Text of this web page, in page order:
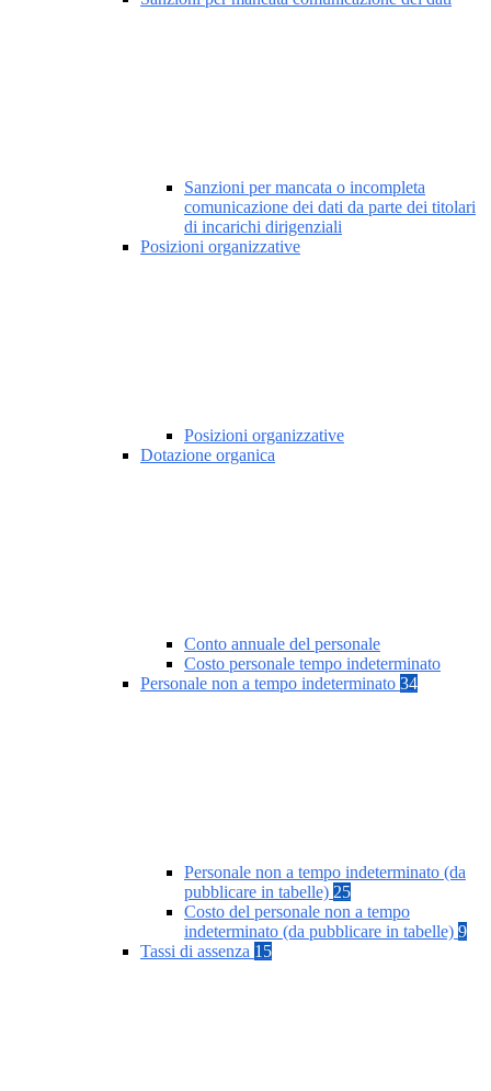
Sanzioni per mancata o incompleta
comunicazione dei dati da parte dei titolari
di incarichi dirigenziali
Posizioni organizzative
Posizioni organizzative
Dotazione organica
Conto annuale del personale
Costo personale tempo indeterminato
Personale non a tempo indeterminato 34
Personale non a tempo indeterminato (da
pubblicare in tabelle) 25
Costo del personale non a tempo
indeterminato (da pubblicare in tabelle) 9
Tassi di assenza 15